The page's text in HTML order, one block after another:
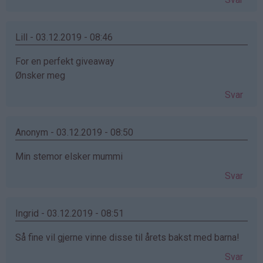
Lill - 03.12.2019 - 08:46
For en perfekt giveaway
Ønsker meg
Svar
Anonym - 03.12.2019 - 08:50
Min stemor elsker mummi
Svar
Ingrid - 03.12.2019 - 08:51
Så fine vil gjerne vinne disse til årets bakst med barna!
Svar